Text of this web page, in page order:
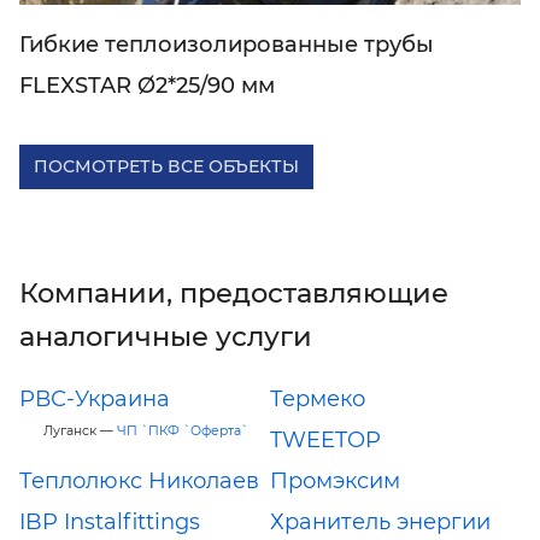
Гибкие теплоизолированные трубы
FLEXSTAR Ø2*25/90 мм
ПОСМОТРЕТЬ ВСЕ ОБЪЕКТЫ
Компании, предоставляющие
аналогичные услуги
РВС-Украина
Луганск — ЧП `ПКФ `Оферта`
Термеко
TWEETOP
Теплолюкс Николаев Промэксим
IBP Instalfittings
Хранитель энергии